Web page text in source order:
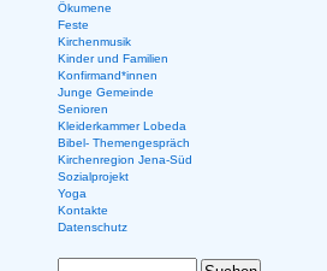
Ökumene
Feste
Kirchenmusik
Kinder und Familien
Konfirmand*innen
Junge Gemeinde
Senioren
Kleiderkammer Lobeda
Bibel- Themengespräch
Kirchenregion Jena-Süd
Sozialprojekt
Yoga
Kontakte
Datenschutz